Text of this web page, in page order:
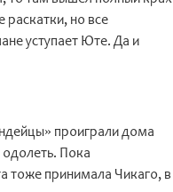
раскатки, но все
уступает Юте. Да и
проиграли дома
Пока
тоже принимала Чикаго, в